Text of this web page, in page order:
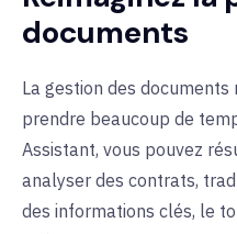
documents
La gestion des
prendre beaucoup de
Assistant, vous pouvez
analyser des contrats,
des informations clés, le